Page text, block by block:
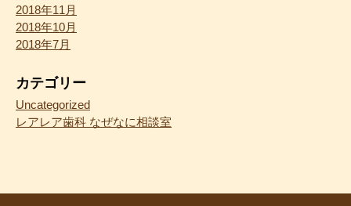
2018年11月
2018年10月
2018年7月
カテゴリー
Uncategorized
レアレア歯科 なぜなに相談室